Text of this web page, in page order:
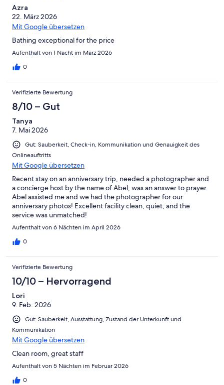
Azra
22. März 2026
Mit Google übersetzen
Bathing exceptional for the price
Aufenthalt von 1 Nacht im März 2026
0
Verifizierte Bewertung
8/10 – Gut
Tanya
7. Mai 2026
Gut: Sauberkeit, Check-in, Kommunikation und Genauigkeit des
Onlineauftritts
Mit Google übersetzen
Recent stay on an anniversary trip, needed a photographer and
a concierge host by the name of Abel; was an answer to prayer.
Abel assisted me and we had the photographer for our
anniversary photos! Excellent facility clean, quiet, and the
service was unmatched!
Aufenthalt von 6 Nächten im April 2026
0
Verifizierte Bewertung
10/10 – Hervorragend
Lori
9. Feb. 2026
Gut: Sauberkeit, Ausstattung, Zustand der Unterkunft und
Kommunikation
Mit Google übersetzen
Clean room, great staff
Aufenthalt von 5 Nächten im Februar 2026
0